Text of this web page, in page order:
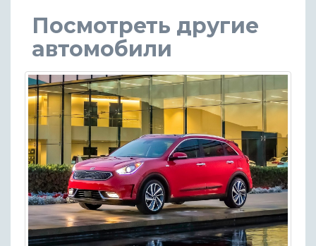
Посмотреть другие
автомобили